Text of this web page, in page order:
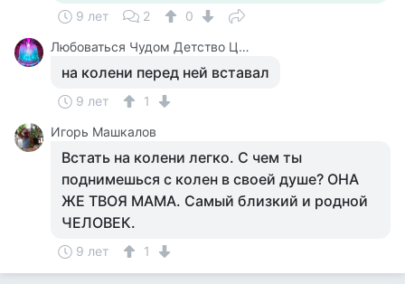
9 лет 2
0
Любоваться Чудом Детство Цирк
на колени перед ней вставал
9 лет
1
Игорь Машкалов
Встать на колени легко. С чем ты
поднимешься с колен в своей душе? ОНА
ЖЕ ТВОЯ МАМА. Самый близкий и родной
ЧЕЛОВЕК.
9 лет 1